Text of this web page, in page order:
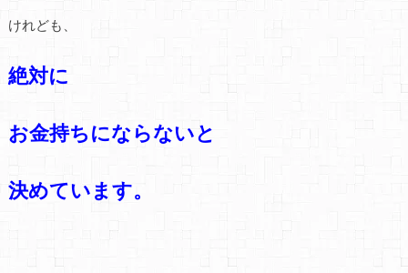
けれども、
絶対に
お金持ちにならないと
決めています。